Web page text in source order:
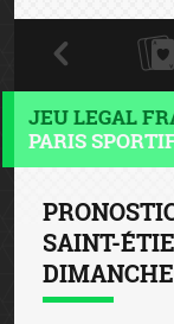
JEU LEGAL
PARIS
SAINT-